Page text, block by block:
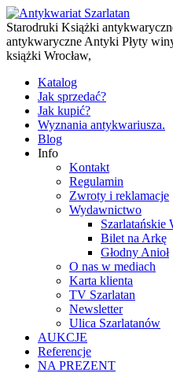
Starodruki Książki
antykwaryczne Antyki Płyty
książki Wrocław,
Katalog
Jak sprzedać?
Jak kupić?
Wyznania antykwariusza.
Blog
Info
Kontakt
Regulamin
Zwroty i reklamacje
Wydawnictwo
Szarlatańskie
Bilet na Arkę
Głodny Anioł
O nas w mediach
Karta klienta
TV Szarlatan
Newsletter
Ulica Szarlatanów
AUKCJE
Referencje
NA PREZENT